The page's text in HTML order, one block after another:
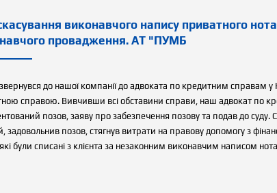
виконавчого напису приватного
провадження. АТ "ПУМБ
звернувся до нашої компанії до адвоката по кредитним справам
справою. Вивчивши всі обставини справи, наш адвокат по
позов, заяву про забезпечення позову та подав до суду.
задовольнив позов, стягнув витрати на правову допомогу з
були списані з клієнта за незаконним виконавчим написом